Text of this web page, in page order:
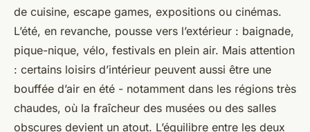
de cuisine, escape games, expositions ou cinémas.
L’été, en revanche, pousse vers l’extérieur : baignade,
pique-nique, vélo, festivals en plein air. Mais attention
: certains loisirs d’intérieur peuvent aussi être une
bouffée d’air en été - notamment dans les régions très
chaudes, où la fraîcheur des musées ou des salles
obscures devient un atout. L’équilibre entre les deux